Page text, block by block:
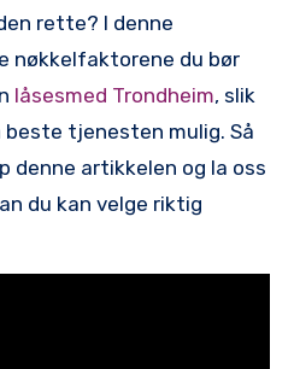
rette?​ I denne
nøkkelfaktorene du bør
låsesmed Trondheim, slik
beste tjenesten mulig. Så
denne artikkelen og la oss
du kan velge riktig